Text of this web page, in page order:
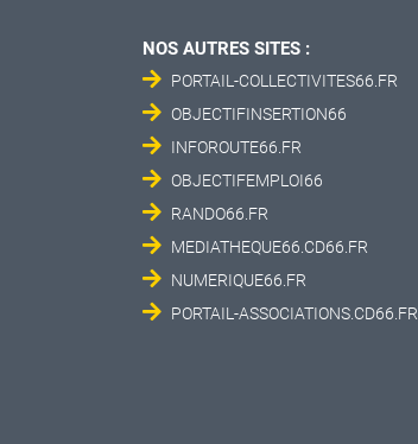
NOS AUTRES SITES :
PORTAIL-COLLECTIVITES66.FR
OBJECTIFINSERTION66
INFOROUTE66.FR
OBJECTIFEMPLOI66
RANDO66.FR
MEDIATHEQUE66.CD66.FR
NUMERIQUE66.FR
PORTAIL-ASSOCIATIONS.CD66.FR